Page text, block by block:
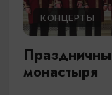
КОНЦЕРТЫ
монастыря